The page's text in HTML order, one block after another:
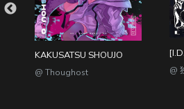
KAKUSATSU SHOUJO
@ Thoughost @